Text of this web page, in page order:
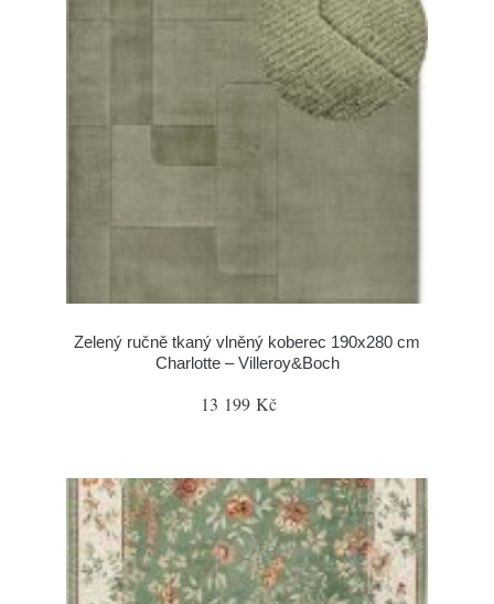
Zelený ručně tkaný vlněný koberec 190x280 cm
Charlotte – Villeroy&Boch
13 199 Kč